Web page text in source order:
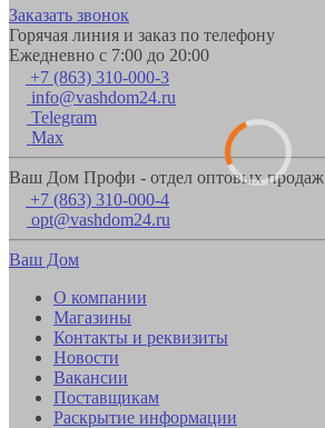
Заказать звонок
Горячая линия и заказ по телефону
Ежедневно с 7:00 до 20:00
+7 (863) 310-000-3
info@vashdom24.ru
Telegram
Max
Ваш Дом Профи - отдел оптовых продаж
+7 (863) 310-000-4
opt@vashdom24.ru
Ваш Дом
О компании
Магазины
Контакты и реквизиты
Новости
Вакансии
Поставщикам
Раскрытие информации